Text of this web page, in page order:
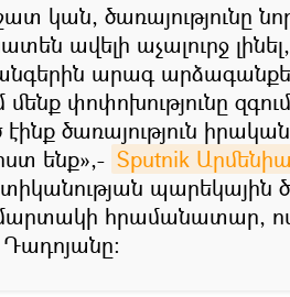
կան, ծառայությունը
ավելի աչալուրջ
արագ
փոփոխությունը զգում
ծառայություն
ենք»,- Sputnik
պարեկային
հրամանատար,